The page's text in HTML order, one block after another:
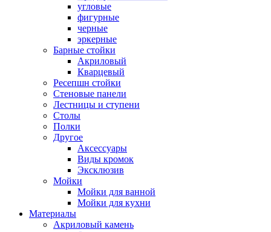
угловые
фигурные
черные
эркерные
Барные стойки
Акриловый
Кварцевый
Ресепшн стойки
Стеновые панели
Лестницы и ступени
Столы
Полки
Другое
Аксессуары
Виды кромок
Эксклюзив
Мойки
Мойки для ванной
Мойки для кухни
Материалы
Акриловый камень